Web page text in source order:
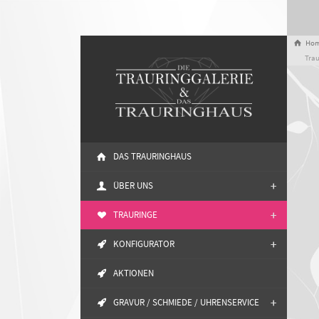
DAS TRAURINGHAUS
ÜBER UNS +
+
TRAURINGE +
+
KONFIGURATOR +
+
AKTIONEN
GRAVUR / SCHMIEDE / UHRENSERVICE +
+